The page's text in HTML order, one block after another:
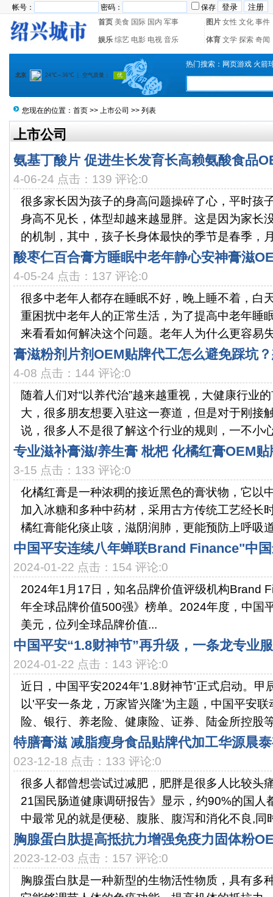
帐号： 密码：
保存
首页 美食 国际 国内 军事 图片 女性 文化 事件
娱乐 综艺 电影 电视 音乐 体育 文学 探索 奇闻
热门搜索： 网页游戏 火箭
您现在的位置： 首页 >> 上市公司 >> 列表
上市公司
氨基丁酸片 促进生长发育长高赖氨酸食品
4-06-24 点击：139 评论:0
很多家长因为孩子的身高问题操碎了心，平时孩
身高不见长，体型却越来越显胖。这是因为家长
的机制，其中，孩子长身体最快的季节是春季，
酸枣仁百合膏方睡眠中老年静心安神膏滋
4-05-24 点击：137 评论:0
很多中老年人都存在睡眠不好，晚上睡不着，白
重困扰中老年人的正常生活，为了提高中老年睡
来看看如何解决这个问题。老年人为什么更容
膏滋粉剂片剂OEM贴牌代工怎么避免踩坑
4-08 点击：144 评论:0
随着人们对“以养代治”越来越重视，大健康行业
大，很多朋友想要入驻这一赛道，但是对于刚接
说，很多人不是很了解这个行业的规则，一不小
专业滋补膏滋/养生膏 枇杷 化橘红膏OEM
3-15 点击：133 评论:0
化橘红膏是一种浓稠的接近黑色的膏状物，它以
加入冰糖和多种中药材，采用古方传统工艺经长
橘红膏能化痰止咳，滋阴润肺，更能预防上呼吸
中国平安连续八年蝉联Brand Finance"中
2024-01-22 点击：154 评论:0
2024年1月17日，知名品牌价值评级机构Brand
年全球品牌价值500强》榜单。2024年度，中国
美元，位列全球品牌价值...
中国平安“1.8财神节”再升级，一条龙专业
2024-01-22 点击：143 评论:0
近日，中国平安2024年'1.8财神节'正式启动。甲
以'平安一条龙，万家皆兴隆'为主题，中国平安
险、银行、养老险、健康险、证券、陆金所控股
特膳膏滋 减脂瘦身食品贴牌代加工华源晨
023-12-18 点击：133 评论:0
很多人都曾想尝试过减肥，肥胖是很多人比较头
21国民肠道健康调研报告》显示，约90%的国人
中最常见的就是便秘、腹胀、腹泻和消化不良,同
胸腺蛋白肽提高抵抗力增强免疫力固体粉
2023-12-03 点击：157 评论:0
胸腺蛋白肽是一种新型的生物活性物质，具有多